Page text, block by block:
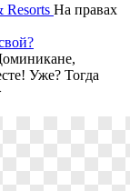
Resorts На правах
Уже? Тогда